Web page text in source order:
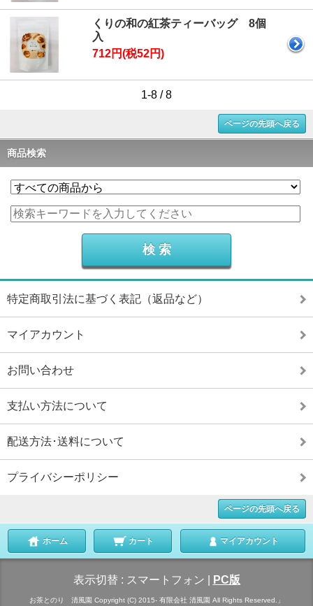
くりの和の紅茶ティーバッグ 8個
入
712円(税52円)
1-8 / 8
ページの先頭へ戻る
商品検索
特定商取引法に基づく表記（返品など）
マイアカウント
お問い合わせ
支払い方法について
配送方法･送料について
プライバシーポリシー
ページの先頭へ戻る
ホーム カート マイアカウント
表示切替 : スマートフォン PC版
お茶とのり 清風園 Copyright (C) 2015- 有限会社 清風園 All Rights Reserved.」